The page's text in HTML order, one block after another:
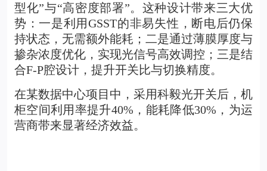
型化”与“高密度部署”。这种设计带来三大优
势：一是利用GSST的非易失性，断电后仍保
持状态，无需额外能耗；二是通过薄膜厚度与
掺杂浓度优化，实现光信号高效调控；三是结
合F-P腔设计，提升开关比与切换精度。
在某数据中心项目中，采用科毅光开关后，机
柜空间利用率提升40%，能耗降低30%，为运
营商带来显著经济效益。